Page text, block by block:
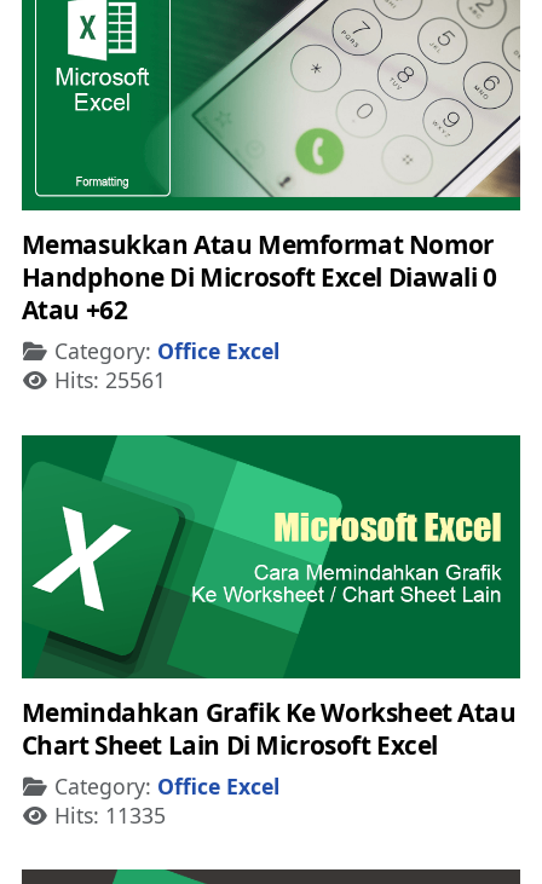
Memasukkan Atau Memformat Nomor
Handphone Di Microsoft Excel Diawali 0
Atau +62
Details
Category: Office Excel
Hits: 25561
Memindahkan Grafik Ke Worksheet Atau
Chart Sheet Lain Di Microsoft Excel
Details
Category: Office Excel
Hits: 11335